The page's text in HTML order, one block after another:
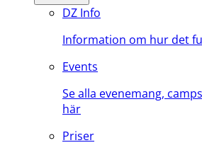
DZ Info
Information om hur det
Events
Se alla evenemang,
här
Priser